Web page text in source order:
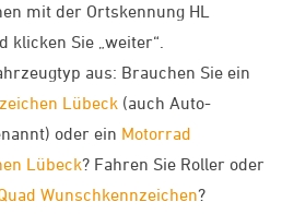
mit der Ortskennung HL
klicken Sie „weiter“.
aus: Brauchen Sie ein
Lübeck (auch Auto-
oder ein Motorrad
Lübeck? Fahren Sie Roller oder
Wunschkennzeichen?